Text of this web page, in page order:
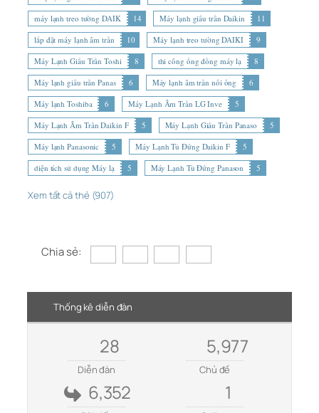
máy lạnh treo tường DAIK
14 Máy lạnh giấu trần Daikin
11
lắp đặt máy lạnh âm trần
10 Máy lạnh treo tường DAIKI
9
Máy Lạnh Giấu Trần Toshi
8 thi công ống đồng máy lạ
8
Máy lạnh giấu trần Panas
6 Máy lạnh âm trần nối ống
6
Máy lạnh Toshiba
6 Máy Lạnh Âm Trần LG Inve
5
Máy Lạnh Âm Trần Daikin F
5 Máy Lạnh Giấu Trần Panaso
5
Máy lạnh Panasonic
5 Máy Lạnh Tủ Đứng Daikin F
5
diện tích sử dụng Máy lạ
5 Máy Lạnh Tủ Đứng Panason 5
Xem tất cả thẻ (907)
Chia sẻ:
Thống kê diễn đàn
28
Diễn đàn
5,977
Chủ đề
6,352 1